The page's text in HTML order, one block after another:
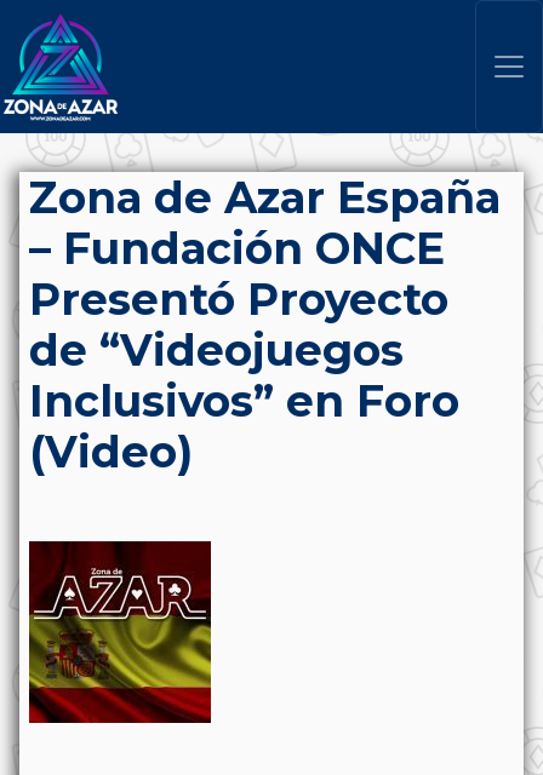
Zona de Azar España
– Fundación ONCE
Presentó Proyecto
de “Videojuegos
Inclusivos” en Foro
(Video)